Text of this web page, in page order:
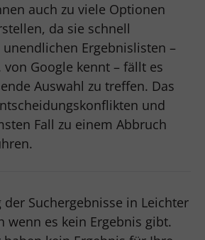
auch zu viele Optionen
da sie schnell
Ergebnislisten –
von Google kennt – fällt es
Auswahl zu treffen. Das
und
Fall zu einem Abbruch
Suchergebnisse in Leichter
wenn es kein Ergebnis gibt.